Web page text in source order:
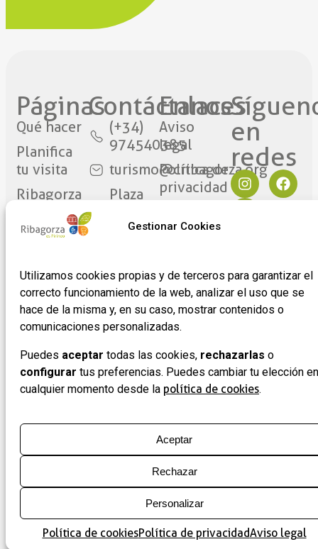
Gestionar Cookies
Utilizamos cookies propias y de terceros para garantizar el
correcto funcionamiento de la web, analizar el uso que se
hace de la misma y, en su caso, mostrar contenidos o
comunicaciones personalizadas.
Puedes aceptar todas las cookies, rechazarlas o
configurar tus preferencias. Puedes cambiar tu elección en
cualquier momento desde la política de cookies.
Aceptar
Rechazar
Personalizar
Política de cookiesPolítica de privacidadAviso legal
Páginas
Qué hacer
Planifica
tu visita
Ribagorza
Noticias
Contáctanos​
(+34)
974540385
turismo@cribagorza.org
Plaza
(Huesca)
Enlaces
Aviso
legal
Política de
privacidad
Cookies
de
adhesión
de
empresas
en
redes​